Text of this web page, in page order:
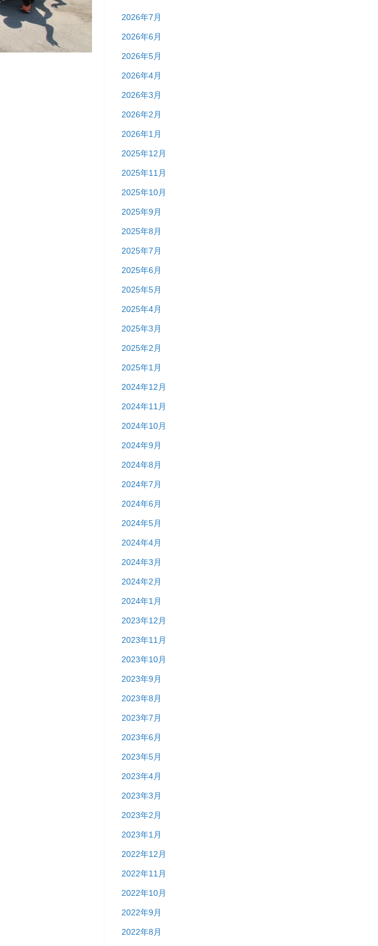
2026年7月
2026年6月
2026年5月
2026年4月
2026年3月
2026年2月
2026年1月
2025年12月
2025年11月
2025年10月
2025年9月
2025年8月
2025年7月
2025年6月
2025年5月
2025年4月
2025年3月
2025年2月
2025年1月
2024年12月
2024年11月
2024年10月
2024年9月
2024年8月
2024年7月
2024年6月
2024年5月
2024年4月
2024年3月
2024年2月
2024年1月
2023年12月
2023年11月
2023年10月
2023年9月
2023年8月
2023年7月
2023年6月
2023年5月
2023年4月
2023年3月
2023年2月
2023年1月
2022年12月
2022年11月
2022年10月
2022年9月
2022年8月